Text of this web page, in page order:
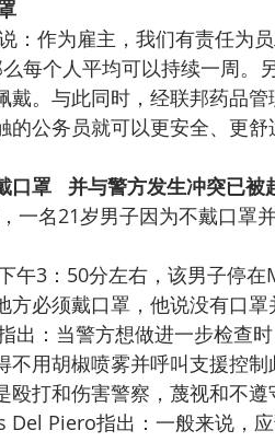
：作为雇主，我们有责任为
每个人平均可以持续一周。
戴。与此同时，经联邦药品
公务员就可以更安全、更舒
口罩   并与警方发生冲突已被
一名21岁男子因为不戴口罩
午3：50分左右，该男子停
必须戴口罩，他说没有口罩
出：当警方想做进一步检查
不用胡椒喷雾并呼叫支援控
打和伤害警察，蔑视和不遵
Del Piero指出：一般来说，